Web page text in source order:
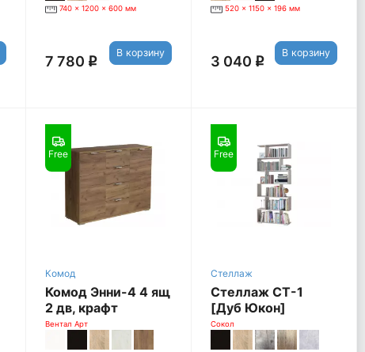
740 x 1200 x 600 мм
7 780 q
В корзину
520 x 1150 x 196 мм
3 040 q
В корзину
Free
Комод
Комод Энни-4 4 ящ
2 дв, крафт
табачный
Вентал Арт
Free
Стеллаж
Стеллаж СТ-1
[Дуб Юкон]
Сокол